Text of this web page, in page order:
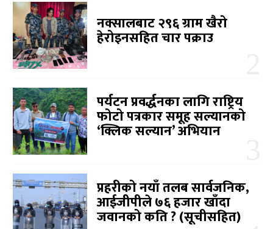
नक्सालबाट २९६ ग्राम खैरो
हेरोइनसहित चार पक्राउ
पर्यटन प्रवर्द्धनका लागि राष्ट्रिय
फोटो पत्रकार समूह सल्यानको
‘क्लिक सल्यान’ अभियान
प्रहरीको नयाँ तलब सार्वजनिक,
आईजीपीले ७६ हजार खाँदा
जवानको कति ? (सूचीसहित)